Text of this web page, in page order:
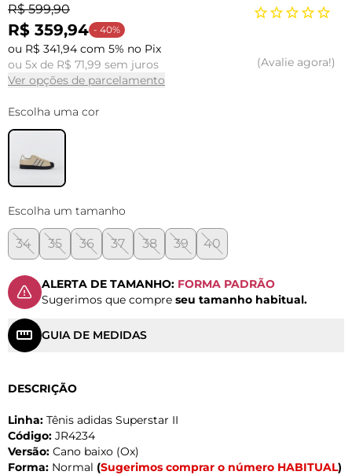
R$ 599,90
R$ 359,94 - 40%
ou R$ 341,94 com 5% no Pix
ou 5x de R$ 71,99 sem juros
Ver opções de parcelamento
Avalie agora!
Escolha uma cor
Escolha um tamanho
34 35 36 37 38 39 40
ALERTA DE TAMANHO: FORMA PADRÃO
Sugerimos que compre seu tamanho habitual.
GUIA DE MEDIDAS
DESCRIÇÃO
Linha: Tênis adidas Superstar II
Código: JR4234
Versão: Cano baixo (Ox)
Forma: Normal (Sugerimos comprar o número HABITUAL)